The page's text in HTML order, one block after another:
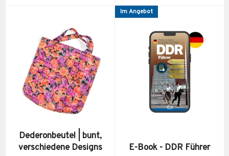
Dederonbeutel | bunt,
verschiedene Designs
E-Book - DDR Führer
Im Angebot